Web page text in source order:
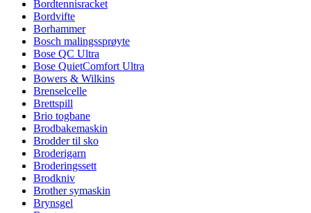
Bordtennisracket
Bordvifte
Borhammer
Bosch malingssprøyte
Bose QC Ultra
Bose QuietComfort Ultra
Bowers & Wilkins
Brenselcelle
Brettspill
Brio togbane
Brodbakemaskin
Brodder til sko
Broderigarn
Broderingssett
Brodkniv
Brother symaskin
Brynsgel